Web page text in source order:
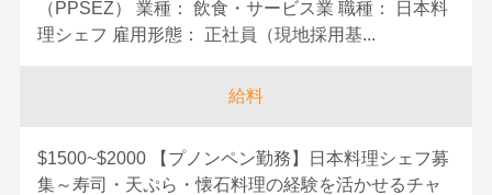
（PPSEZ） 業種： 飲食・サービス業 職種： 日本料
理シェフ 雇用形態： 正社員（現地採用基...
給料
$1500~$2000 【プノンペン勤務】日本料理シェフ募
集～寿司・天ぷら・懐石料理の経験を活かせるチャ